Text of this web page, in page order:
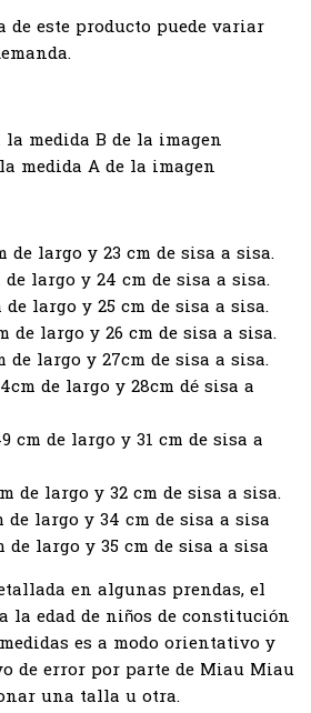
de este producto puede variar
medida B de la imagen
medida A de la imagen
de largo y 23 cm de sisa a sisa.
de largo y 24 cm de sisa a sisa.
de largo y 25 cm de sisa a sisa.
de largo y 26 cm de sisa a sisa.
de largo y 27cm de sisa a sisa.
de largo y 28cm dé sisa a
cm de largo y 31 cm de sisa a
de largo y 32 cm de sisa a sisa.
de largo y 34 cm de sisa a sisa
de largo y 35 cm de sisa a sisa
en algunas prendas, el
la edad de niños de constitución
es a modo orientativo y
de error por parte de Miau Miau
una talla u otra.